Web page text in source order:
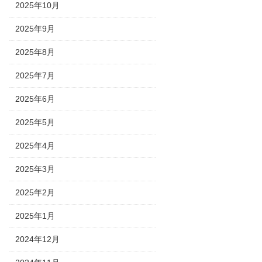
2025年10月
2025年9月
2025年8月
2025年7月
2025年6月
2025年5月
2025年4月
2025年3月
2025年2月
2025年1月
2024年12月